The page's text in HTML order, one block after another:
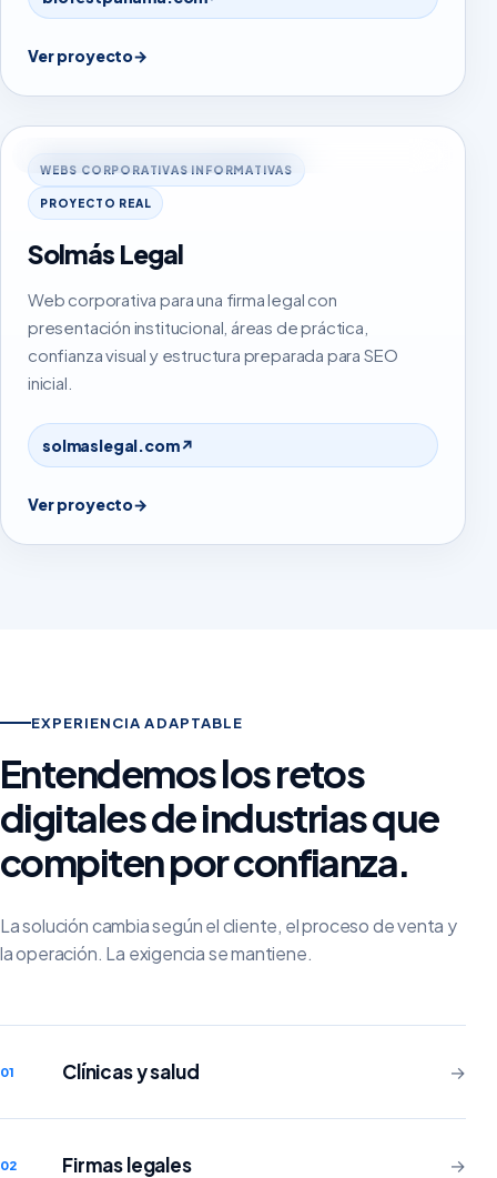
Ver proyecto→
WEBS CORPORATIVAS INFORMATIVAS
PROYECTO REAL
Solmás Legal
Web corporativa para una firma legal con
presentación institucional, áreas de práctica,
confianza visual y estructura preparada para SEO
inicial.
solmaslegal.com↗
Ver proyecto→
EXPERIENCIA ADAPTABLE
Entendemos los retos
digitales de industrias que
compiten por confianza.
La solución cambia según el cliente, el proceso de venta y
la operación. La exigencia se mantiene.
01 Clínicas y salud →
02 Firmas legales →